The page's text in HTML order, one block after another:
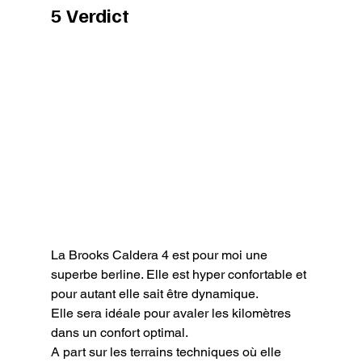
5 Verdict
La Brooks Caldera 4 est pour moi une
superbe berline. Elle est hyper confortable et
pour autant elle sait être dynamique.
Elle sera idéale pour avaler les kilomètres
dans un confort optimal.
A part sur les terrains techniques où elle